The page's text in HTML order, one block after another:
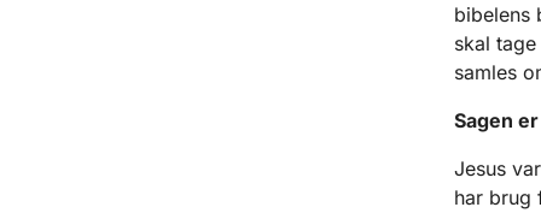
bibelens
skal
samles
Sagen
Jesus
har brug